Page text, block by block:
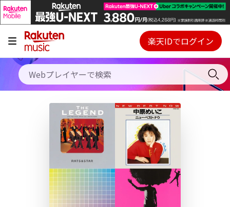
キャンペーン
料金プラン
使い方
初回30日間無料お試し
Webプレイヤー
ご契約内容の確認・変更
楽天IDでログイン